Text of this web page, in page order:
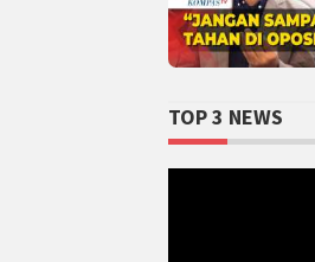
TOP 3 NEWS